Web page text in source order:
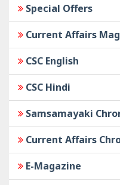
Special Offers
Current Affairs
CSC English
CSC Hindi
Samsamayaki
Current Affairs
E-Magazine